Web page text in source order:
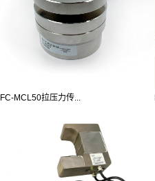
FC-MCL50拉压力传...